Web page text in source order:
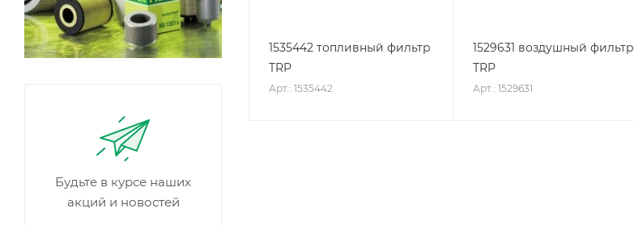
1535442 топливный фильтр
TRP
Арт.: 1535442
1529631 воздушный фильтр
TRP
Арт.: 1529631
Будьте в курсе наших
акций и новостей